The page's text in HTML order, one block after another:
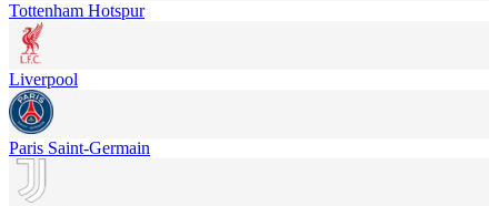
Tottenham Hotspur
Liverpool
Paris Saint-Germain